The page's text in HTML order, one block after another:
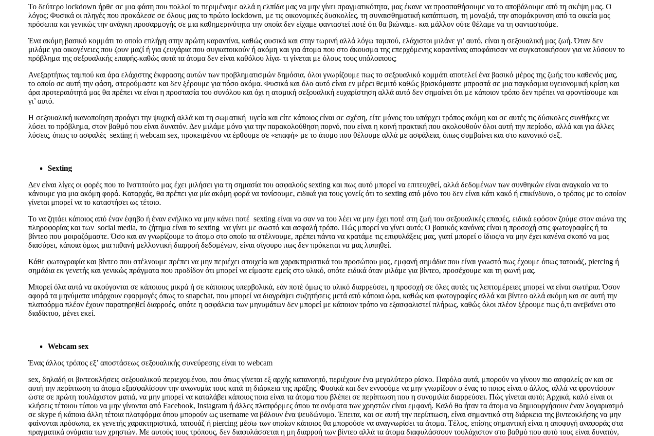
Το δεύτερο lockdown ήρθε σε μια φάση που πολλοί το περιμέναμε αλλά η ελπίδα μας να μην γίνει πραγματικότητα, μας έκανε να προσπαθήσουμε να το αποβάλουμε από τη σκέψη μας. Ο
λόγος; Φυσικά οι πληγές που προκάλεσε σε όλους μας το πρώτο lockdown, με τις οικονομικές δυσκολίες, τη συναισθηματική κατάπτωση, τη μοναξιά, την απομάκρυνση από τα οικεία μας
πρόσωπα και γενικώς την ανάγκη προσαρμογής σε μια καθημερινότητα την οποία δεν είχαμε φανταστεί ποτέ ότι θα βιώναμε- και μάλλον ούτε θέλαμε να τη φανταστούμε.
Ένα ακόμη βασικό κομμάτι το οποίο επλήγη στην πρώτη καραντίνα, καθώς φυσικά και στην τωρινή αλλά λόγω ταμπού, ελάχιστοι μιλάνε γι’ αυτό, είναι η σεξουαλική μας ζωή. Όταν δεν
μιλάμε για οικογένειες που ζουν μαζί ή για ζευγάρια που συγκατοικούν ή ακόμη και για άτομα που στο άκουσμα της επερχόμενης καραντίνας αποφάσισαν να συγκατοικήσουν για να λύσουν το
πρόβλημα της σεξουαλικής επαφής-καθώς αυτά τα άτομα δεν είναι καθόλου λίγα- τι γίνεται με όλους τους υπόλοιπους;
Ανεξαρτήτως ταμπού και άρα ελάχιστης έκφρασης αυτών των προβληματισμών δημόσια, όλοι γνωρίζουμε πως το σεξουαλικό κομμάτι αποτελεί ένα βασικό μέρος της ζωής του καθενός μας,
το οποίο σε αυτή την φάση, στερούμαστε και δεν ξέρουμε για πόσο ακόμα. Φυσικά και όλο αυτό είναι εν μέρει θεμιτό καθώς βρισκόμαστε μπροστά σε μια παγκόσμια υγειονομική κρίση και
άρα προτεραιότητά μας θα πρέπει να είναι η προστασία του συνόλου και όχι η ατομική σεξουαλική ευχαρίστηση αλλά αυτό δεν σημαίνει ότι με κάποιον τρόπο δεν πρέπει να φροντίσουμε και
γι’ αυτό.
Η σεξουαλική ικανοποίηση προάγει την ψυχική αλλά και τη σωματική υγεία και είτε κάποιος είναι σε σχέση, είτε μόνος του υπάρχει τρόπος ακόμη και σε αυτές τις δύσκολες συνθήκες να
λύσει το πρόβλημα, στον βαθμό που είναι δυνατόν. Δεν μιλάμε μόνο για την παρακολούθηση πορνό, που είναι η κοινή πρακτική που ακολουθούν όλοι αυτή την περίοδο, αλλά και για άλλες
λύσεις, όπως το ασφαλές sexting ή webcam sex, προκειμένου να έρθουμε σε «επαφή» με το άτομο που θέλουμε αλλά με ασφάλεια, όπως συμβαίνει και στο κανονικό σεξ.
Sexting
Δεν είναι λίγες οι φορές που το Ινστιτούτο μας έχει μιλήσει για τη σημασία του ασφαλούς sexting και πως αυτό μπορεί να επιτευχθεί, αλλά δεδομένων των συνθηκών είναι αναγκαίο να το
κάνουμε για μια ακόμη φορά. Καταρχάς, θα πρέπει για μία ακόμη φορά να τονίσουμε, ειδικά για τους γονείς ότι το sexting από μόνο του δεν είναι κάτι κακό ή επικίνδυνο, ο τρόπος με το οποίον
γίνεται μπορεί να το καταστήσει ως τέτοιο.
Το να ζητάει κάποιος από έναν έφηβο ή έναν ενήλικο να μην κάνει ποτέ sexting είναι να σαν να του λέει να μην έχει ποτέ στη ζωή του σεξουαλικές επαφές, ειδικά εφόσον ζούμε στον αιώνα της
πληροφορίας και των social media, το ζήτημα είναι το sexting να γίνει με σωστό και ασφαλή τρόπο. Πώς μπορεί να γίνει αυτό; Ο βασικός κανόνας είναι η προσοχή στις φωτογραφίες ή τα
βίντεο που μοιραζόμαστε. Όσο και αν γνωρίζουμε το άτομο στο οποίο τα στέλνουμε, πρέπει πάντα να κρατάμε τις επιφυλάξεις μας, γιατί μπορεί ο ίδιος/α να μην έχει κανένα σκοπό να μας
διασύρει, κάποια όμως μια πιθανή μελλοντική διαρροή δεδομένων, είναι σίγουρο πως δεν πρόκειται να μας λυπηθεί.
Κάθε φωτογραφία και βίντεο που στέλνουμε πρέπει να μην περιέχει στοιχεία και χαρακτηριστικά του προσώπου μας, εμφανή σημάδια που είναι γνωστό πως έχουμε όπως τατουάζ, piercing ή
σημάδια εκ γενετής και γενικώς πράγματα που προδίδον ότι μπορεί να είμαστε εμείς στο υλικό, οπότε ειδικά όταν μιλάμε για βίντεο, προσέχουμε και τη φωνή μας.
Μπορεί όλα αυτά να ακούγονται σε κάποιους μικρά ή σε κάποιους υπερβολικά, εάν ποτέ όμως το υλικό διαρρεύσει, η προσοχή σε όλες αυτές τις λεπτομέρειες μπορεί να είναι σωτήρια. Όσον
αφορά τα μηνύματα υπάρχουν εφαρμογές όπως το snapchat, που μπορεί να διαγράψει συζητήσεις μετά από κάποια ώρα, καθώς και φωτογραφίες αλλά και βίντεο αλλά ακόμη και σε αυτή την
πλατφόρμα πλέον έχουν παρατηρηθεί διαρροές, οπότε η ασφάλεια των μηνυμάτων δεν μπορεί με κάποιον τρόπο να εξασφαλιστεί πλήρως, καθώς όλοι πλέον ξέρουμε πως ό,τι ανεβαίνει στο
διαδίκτυο, μένει εκεί.
Webcam sex
Ένας άλλος τρόπος εξ’ αποστάσεως σεξουαλικής συνεύρεσης είναι το webcam
sex, δηλαδή οι βιντεοκλήσεις σεξουαλικού περιεχομένου, που όπως γίνεται εξ αρχής κατανοητό, περιέχουν ένα μεγαλύτερο ρίσκο. Παρόλα αυτά, μπορούν να γίνουν πιο ασφαλείς αν και σε
αυτή την περίπτωση τα άτομα εξασφαλίσουν την ανωνυμία τους κατά τη διάρκεια της πράξης. Φυσικά και δεν εννοούμε να μην γνωρίζουν ο ένας το ποιος είναι ο άλλος, αλλά να φροντίσουν
ώστε σε πρώτη τουλάχιστον ματιά, να μην μπορεί να καταλάβει κάποιος ποια είναι τα άτομα που βλέπει σε περίπτωση που η συνομιλία διαρρεύσει. Πώς γίνεται αυτό; Αρχικά, καλό είναι οι
κλήσεις τέτοιου τύπου να μην γίνονται από Facebook, Instagram ή άλλες πλατφόρμες όπου τα ονόματα των χρηστών είναι εμφανή. Καλό θα ήταν τα άτομα να δημιουργήσουν έναν λογαριασμό
σε skype ή κάποια άλλη τέτοια πλατφόρμα όπου μπορούν ως username να βάλουν ένα ψευδώνυμο. Έπειτα, και σε αυτή την περίπτωση, είναι σημαντικό στη διάρκεια της βιντεοκλήσης να μην
φαίνονται πρόσωπα, εκ γενετής χαρακτηριστικά, τατουάζ ή piercing μέσω των οποίων κάποιος θα μπορούσε να αναγνωρίσει τα άτομα. Tέλος, επίσης σημαντική είναι η αποφυγή αναφοράς στα
πραγματικά ονόματα των χρηστών. Με αυτούς τους τρόπους, δεν διαφυλάσσεται η μη διαρροή των βίντεο αλλά τα άτομα διαφυλάσσουν τουλάχιστον στο βαθμό που αυτό τους είναι δυνατόν,